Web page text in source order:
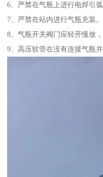
6、严禁在气瓶上进行电焊引弧
7、严禁在站内进行气瓶充装。
8、气瓶开关阀门应轻开慢放
9、高压软管在没有连接气瓶